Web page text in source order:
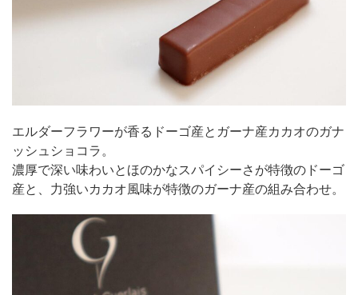
エルダーフラワーが香るドーゴ産とガーナ産カカオのガナ
ッシュショコラ。
濃厚で深い味わいとほのかなスパイシーさが特徴のドーゴ
産と、力強いカカオ風味が特徴のガーナ産の組み合わせ。